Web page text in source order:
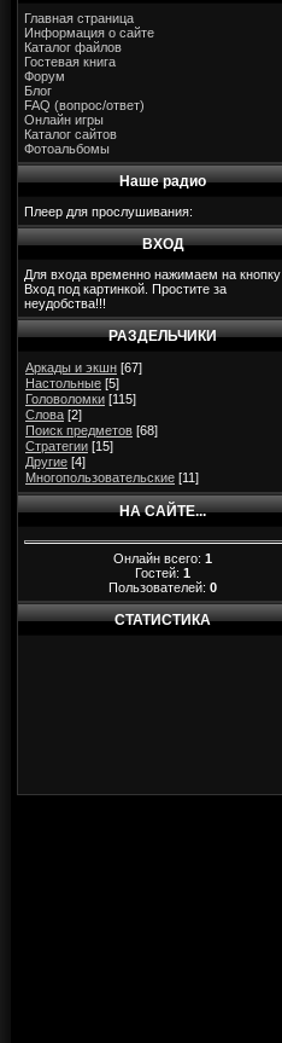
Главная страница
Информация о сайте
Каталог файлов
Гостевая книга
Форум
Блог
FAQ (вопрос/ответ)
Онлайн игры
Каталог сайтов
Фотоальбомы
Наше радио
Плеер для прослушивания:
ВХОД
Для входа временно нажимаем на кнопку
Вход под картинкой. Простите за
неудобства!!!
РАЗДЕЛЬЧИКИ
Аркады и экшн [67]
Настольные [5]
Головоломки [115]
Слова [2]
Поиск предметов [68]
Стратегии [15]
Другие [4]
Многопользовательские [11]
НА САЙТЕ...
Онлайн всего: 1
Гостей: 1
Пользователей: 0
СТАТИСТИКА